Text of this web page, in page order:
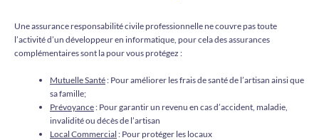
Une assurance responsabilité civile professionnelle ne couvre pas toute
l’activité d’un développeur en informatique, pour cela des assurances
complémentaires sont la pour vous protégez :
Mutuelle Santé: Pour améliorer les frais de santé de l’artisan ainsi que
sa famille;
Prévoyance: Pour garantir un revenu en cas d’accident, maladie,
invalidité ou décès de l’artisan
Local Commercial : Pour protéger les locaux